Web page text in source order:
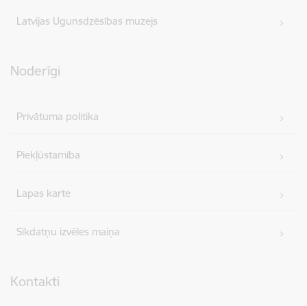
Latvijas Ugunsdzēsības muzejs
Noderīgi
Privātuma politika
Piekļūstamība
Lapas karte
Sīkdatņu izvēles maiņa
Kontakti